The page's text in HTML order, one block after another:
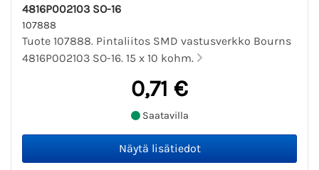
4816P002103 SO-16
107888
Tuote 107888. Pintaliitos SMD vastusverkko Bourns
4816P002103 SO-16. 15 x 10 kohm.
0,71 €
Saatavilla